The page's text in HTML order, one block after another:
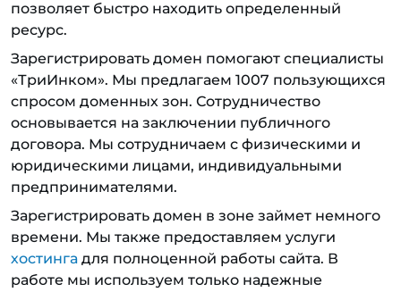
позволяет быстро находить определенный
ресурс.
Зарегистрировать домен помогают специалисты
«ТриИнком». Мы предлагаем 1007 пользующихся
спросом доменных зон. Сотрудничество
основывается на заключении публичного
договора. Мы сотрудничаем с физическими и
юридическими лицами, индивидуальными
предпринимателями.
Зарегистрировать домен в зоне займет немного
времени. Мы также предоставляем услуги
хостинга для полноценной работы сайта. В
работе мы используем только надежные